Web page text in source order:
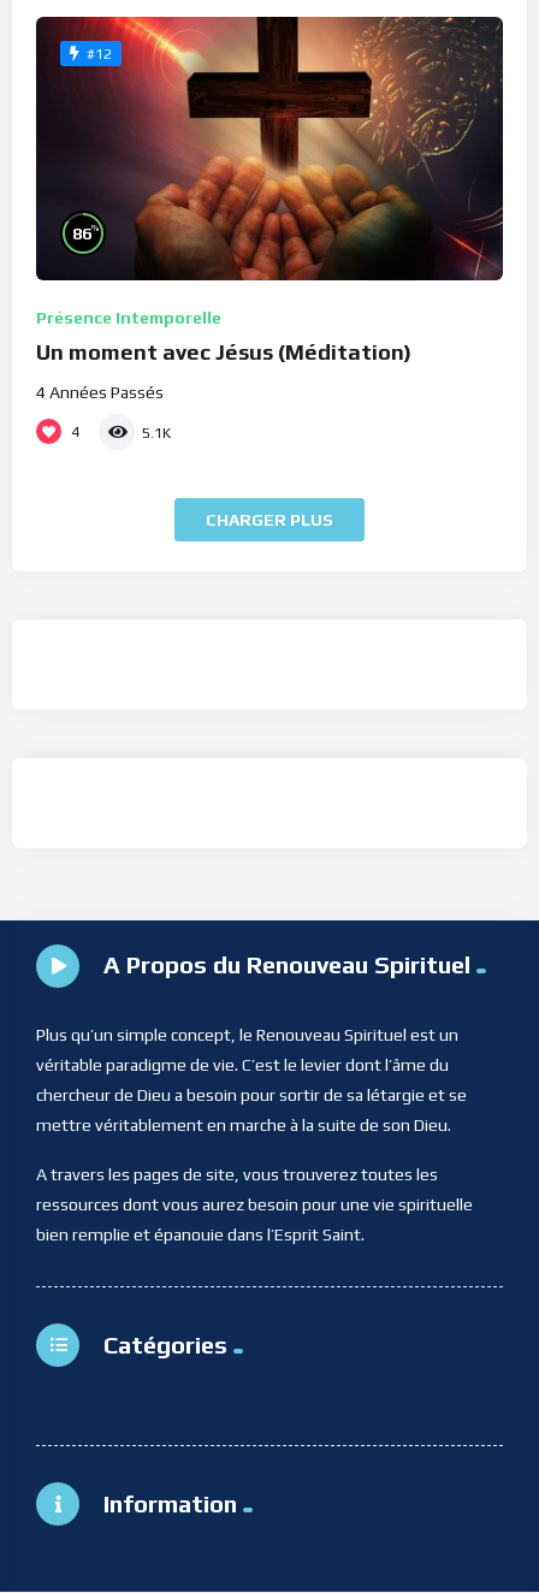
#12
86%
Présence Intemporelle
Un moment avec Jésus (Méditation)
4 Années Passés
4 5.1K
CHARGER PLUS
A Propos du Renouveau Spirituel
Plus qu’un simple concept, le Renouveau Spirituel est un
véritable paradigme de vie. C’est le levier dont l’âme du
chercheur de Dieu a besoin pour sortir de sa létargie et se
mettre véritablement en marche à la suite de son Dieu.
A travers les pages de site, vous trouverez toutes les
ressources dont vous aurez besoin pour une vie spirituelle
bien remplie et épanouie dans l’Esprit Saint.
Catégories
Information